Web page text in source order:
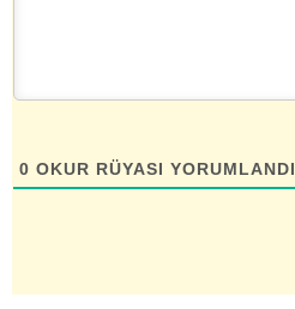
0 OKUR RÜYASI YORUMLANDI